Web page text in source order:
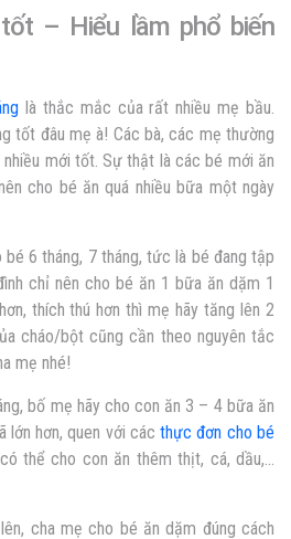
– Hiểu lầm phổ biến
là thắc mắc của rất nhiều mẹ bầu.
tốt đâu mẹ à! Các bà, các mẹ thường
mới tốt. Sự thật là các bé mới ăn
cho bé ăn quá nhiều bữa một ngày
bé 6 tháng, 7 tháng, tức là bé đang tập
chỉ nên cho bé ăn 1 bữa ăn dặm 1
thích thú hơn thì mẹ hãy tăng lên 2
cháo/bột cũng cần theo nguyên tắc
mẹ nhé!
bố mẹ hãy cho con ăn 3 – 4 bữa ăn
lớn hơn, quen với cácthực đơn cho bé
thể cho con ăn thêm thịt, cá, dầu,…
cha mẹ cho bé ăn dặm đúng cách